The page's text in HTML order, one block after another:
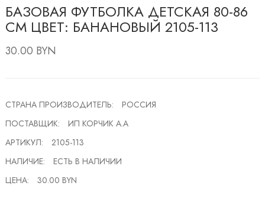
БАЗОВАЯ ФУТБОЛКА ДЕТСКАЯ 80-86
СМ ЦВЕТ: БАНАНОВЫЙ 2105-113
30.00 BYN
СТРАНА ПРОИЗВОДИТЕЛЬ:
РОССИЯ
ПОСТАВЩИК:
ИП КОРЧИК А.А
АРТИКУЛ:
2105-113
НАЛИЧИЕ:
ЕСТЬ В НАЛИЧИИ
ЦЕНА:
30.00 BYN